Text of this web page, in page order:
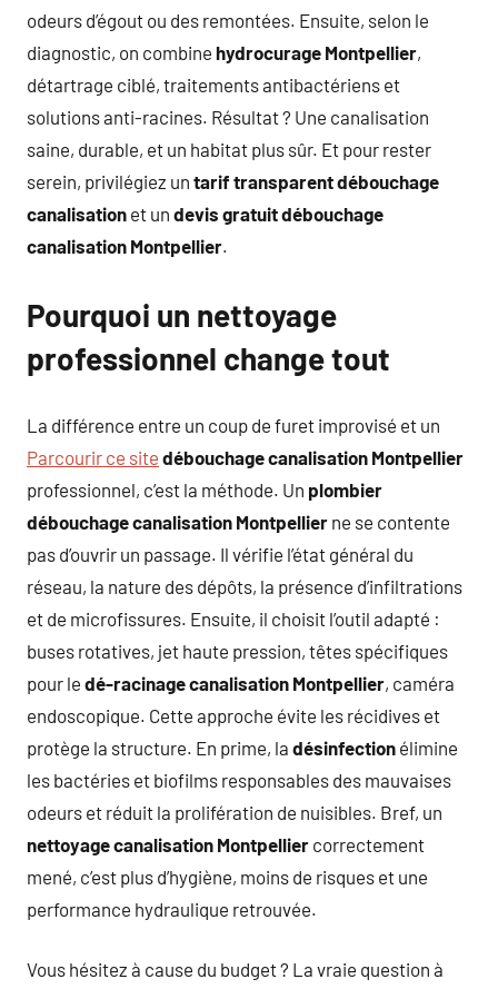
odeurs d’égout ou des remontées. Ensuite, selon le
diagnostic, on combine hydrocurage Montpellier,
détartrage ciblé, traitements antibactériens et
solutions anti-racines. Résultat ? Une canalisation
saine, durable, et un habitat plus sûr. Et pour rester
serein, privilégiez un tarif transparent débouchage
canalisation et un devis gratuit débouchage
canalisation Montpellier.
Pourquoi un nettoyage
professionnel change tout
La différence entre un coup de furet improvisé et un
Parcourir ce site débouchage canalisation Montpellier
professionnel, c’est la méthode. Un plombier
débouchage canalisation Montpellier ne se contente
pas d’ouvrir un passage. Il vérifie l’état général du
réseau, la nature des dépôts, la présence d’infiltrations
et de microfissures. Ensuite, il choisit l’outil adapté :
buses rotatives, jet haute pression, têtes spécifiques
pour le dé-racinage canalisation Montpellier, caméra
endoscopique. Cette approche évite les récidives et
protège la structure. En prime, la désinfection élimine
les bactéries et biofilms responsables des mauvaises
odeurs et réduit la prolifération de nuisibles. Bref, un
nettoyage canalisation Montpellier correctement
mené, c’est plus d’hygiène, moins de risques et une
performance hydraulique retrouvée.
Vous hésitez à cause du budget ? La vraie question à